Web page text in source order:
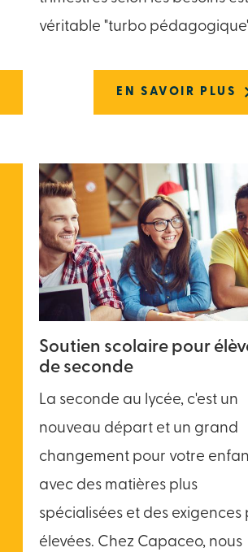
véritable "turbo
EN SAVOIR PLUS
Soutien scolaire pour
de seconde
La seconde au lycée, c'est un
nouveau départ et un grand
changement pour votre
avec des matières plus
spécialisées et des exigences
élevées. Chez Capaceo, nous